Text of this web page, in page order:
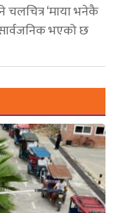
चलचित्र ‘माया भनेकै
सार्वजनिक भएको छ